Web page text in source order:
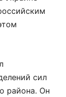
сил
района. Он